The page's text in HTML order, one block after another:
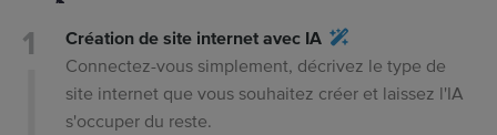
Création de site internet avec IA
Connectez-vous simplement, décrivez le type de
site internet que vous souhaitez créer et laissez l'IA
s'occuper du reste.